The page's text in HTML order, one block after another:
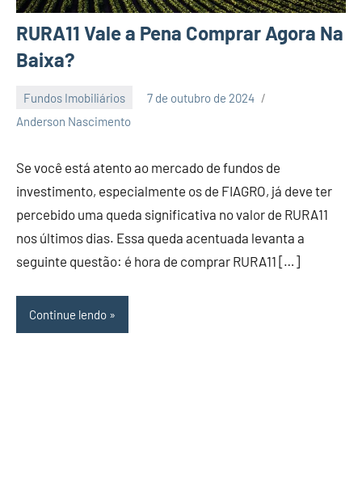
RURA11 Vale a Pena Comprar Agora Na
Baixa?
Fundos Imobiliários
7 de outubro de 2024
Anderson Nascimento
Nenhum
Se você está atento ao mercado de fundos de
investimento, especialmente os de FIAGRO, já deve ter
percebido uma queda significativa no valor de RURA11
nos últimos dias. Essa queda acentuada levanta a
seguinte questão: é hora de comprar RURA11 […]
Continue lendo